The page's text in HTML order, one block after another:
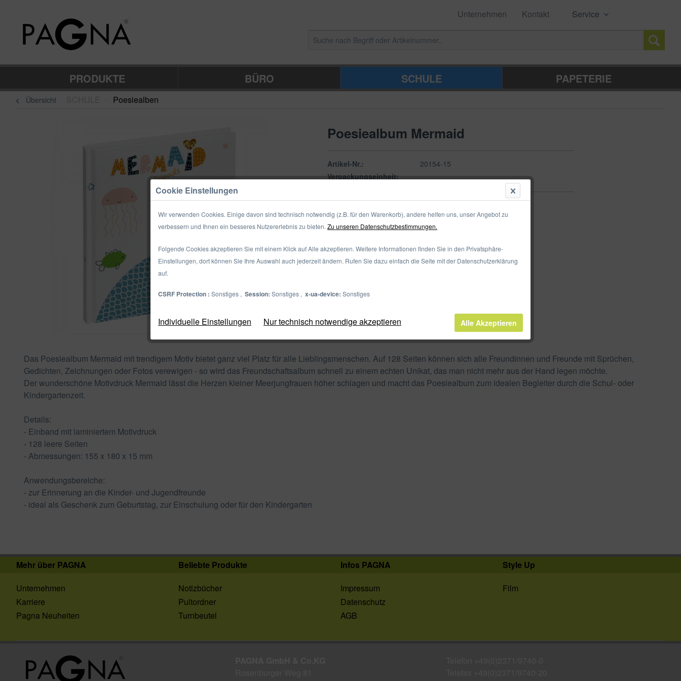
Unternehmen Kontakt Service
PRODUKTE BÜRO SCHULE PAPETERIE
Übersicht Poesiealben
Poesiealbum Mermaid
Artikel-Nr.:
20154-15
Verpackungseinheit:
Zum Shop Merken
Das Poesiealbum Mermaid mit trendigem Motiv bietet ganz viel Platz für alle Lieblingsmenschen. Auf 128 Seiten können sich alle Freundinnen und Freunde mit Sprüchen,
Gedichten, Zeichnungen oder Fotos verewigen - so wird das Freundschaftsalbum schnell zu einem echten Unikat, das man nicht mehr aus der Hand legen möchte.
Der wunderschöne Motivdruck Mermaid lässt die Herzen kleiner Meerjungfrauen höher schlagen und macht das Poesiealbum zum idealen Begleiter durch die Schul- oder
Kindergartenzeit.
Details:
- Einband mit laminiertem Motivdruck
- 128 leere Seiten
- Abmessungen: 155 x 180 x 15 mm
Anwendungsbereiche:
- zur Erinnerung an die Kinder- und Jugendfreunde
- ideal als Geschenk zum Geburtstag, zur Einschulung oder für den Kindergarten
Mehr über PAGNA
Unternehmen
Karriere
Pagna Neuheiten
Beliebte Produkte
Notizbücher
Pultordner
Turnbeutel
Infos PAGNA
Impressum
Datenschutz
AGB
Style Up
Film
Cookie Einstellungen
Wir verwenden Cookies. Einige davon sind technisch notwendig (z.B. für den Warenkorb), andere helfen uns, unser Angebot zu
verbessern und Ihnen ein besseres Nutzererlebnis zu bieten. Zu unseren Datenschutzbestimmungen.
Folgende Cookies akzeptieren Sie mit einem Klick auf Alle akzeptieren. Weitere Informationen finden Sie in den Privatsphäre-
Einstellungen, dort können Sie Ihre Auswahl auch jederzeit ändern. Rufen Sie dazu einfach die Seite mit der Datenschutzerklärung
auf.
CSRF Protection : Sonstiges , Session: Sonstiges , x-ua-device: Sonstiges
Individuelle Einstellungen Nur technisch notwendige akzeptieren Alle Akzeptieren